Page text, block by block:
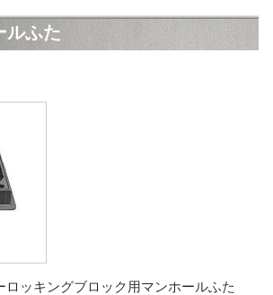
ルふた
ロッキングブロック用マンホールふた